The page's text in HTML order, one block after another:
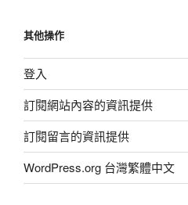
其他操作
登入
訂閱網站內容的資訊提供
訂閱留言的資訊提供
WordPress.org 台灣繁體中文